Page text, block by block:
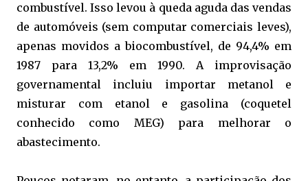
combustível. Isso levou à queda aguda das vendas
de automóveis (sem computar comerciais leves),
apenas movidos a biocombustível, de 94,4% em
1987 para 13,2% em 1990. A improvisação
governamental incluiu importar metanol e
misturar com etanol e gasolina (coquetel
conhecido como MEG) para melhorar o
abastecimento.